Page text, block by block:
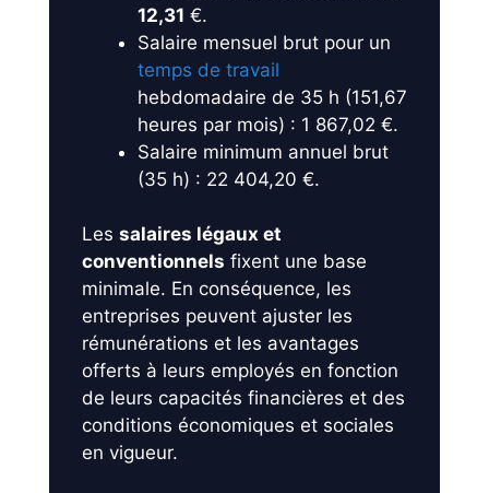
12,31 €.
Salaire mensuel brut pour un
temps de travail
hebdomadaire de 35 h (151,67
heures par mois) : 1 867,02 €.
Salaire minimum annuel brut
(35 h) : 22 404,20 €.
Les salaires légaux et
conventionnels fixent une base
minimale. En conséquence, les
entreprises peuvent ajuster les
rémunérations et les avantages
offerts à leurs employés en fonction
de leurs capacités financières et des
conditions économiques et sociales
en vigueur.